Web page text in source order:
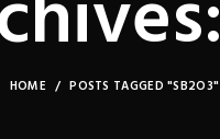
HOME POSTS TAGGED "SB2O3"